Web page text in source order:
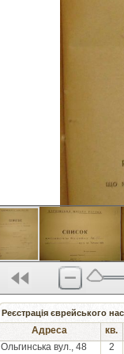
Реєстрація єврейського
Адреса
кв.
Ольгинська вул., 48
2